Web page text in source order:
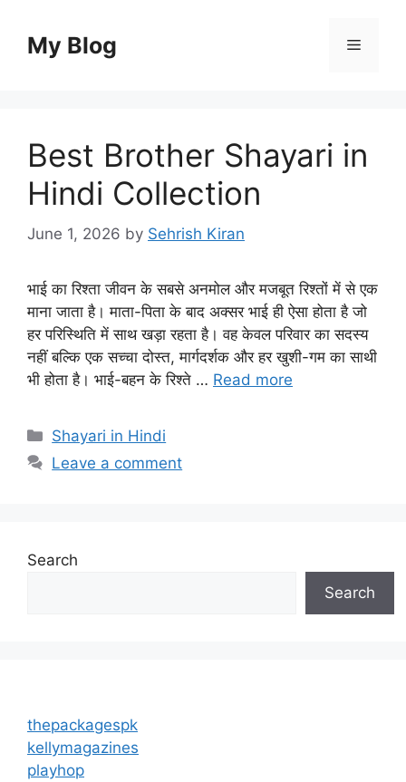
contentMy Blog Menu
Best Brother Shayari in
Hindi Collection
June 1, 2026 by Sehrish Kiran
भाई का रिश्ता जीवन के सबसे अनमोल और मजबूत रिश्तों में से एक
माना जाता है। माता-पिता के बाद अक्सर भाई ही ऐसा होता है जो
हर परिस्थिति में साथ खड़ा रहता है। वह केवल परिवार का सदस्य
नहीं बल्कि एक सच्चा दोस्त, मार्गदर्शक और हर खुशी-गम का साथी
भी होता है। भाई-बहन के रिश्ते … Read more
Categories
Shayari in Hindi
Leave a comment
Search
Search
thepackagespk
kellymagazines
playhop